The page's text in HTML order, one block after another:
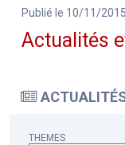
Publié le 10/11/2015
Actualités
THEMES